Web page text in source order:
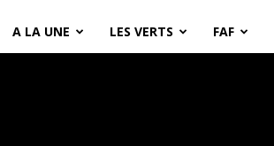
A LA UNE LES VERTS FAF